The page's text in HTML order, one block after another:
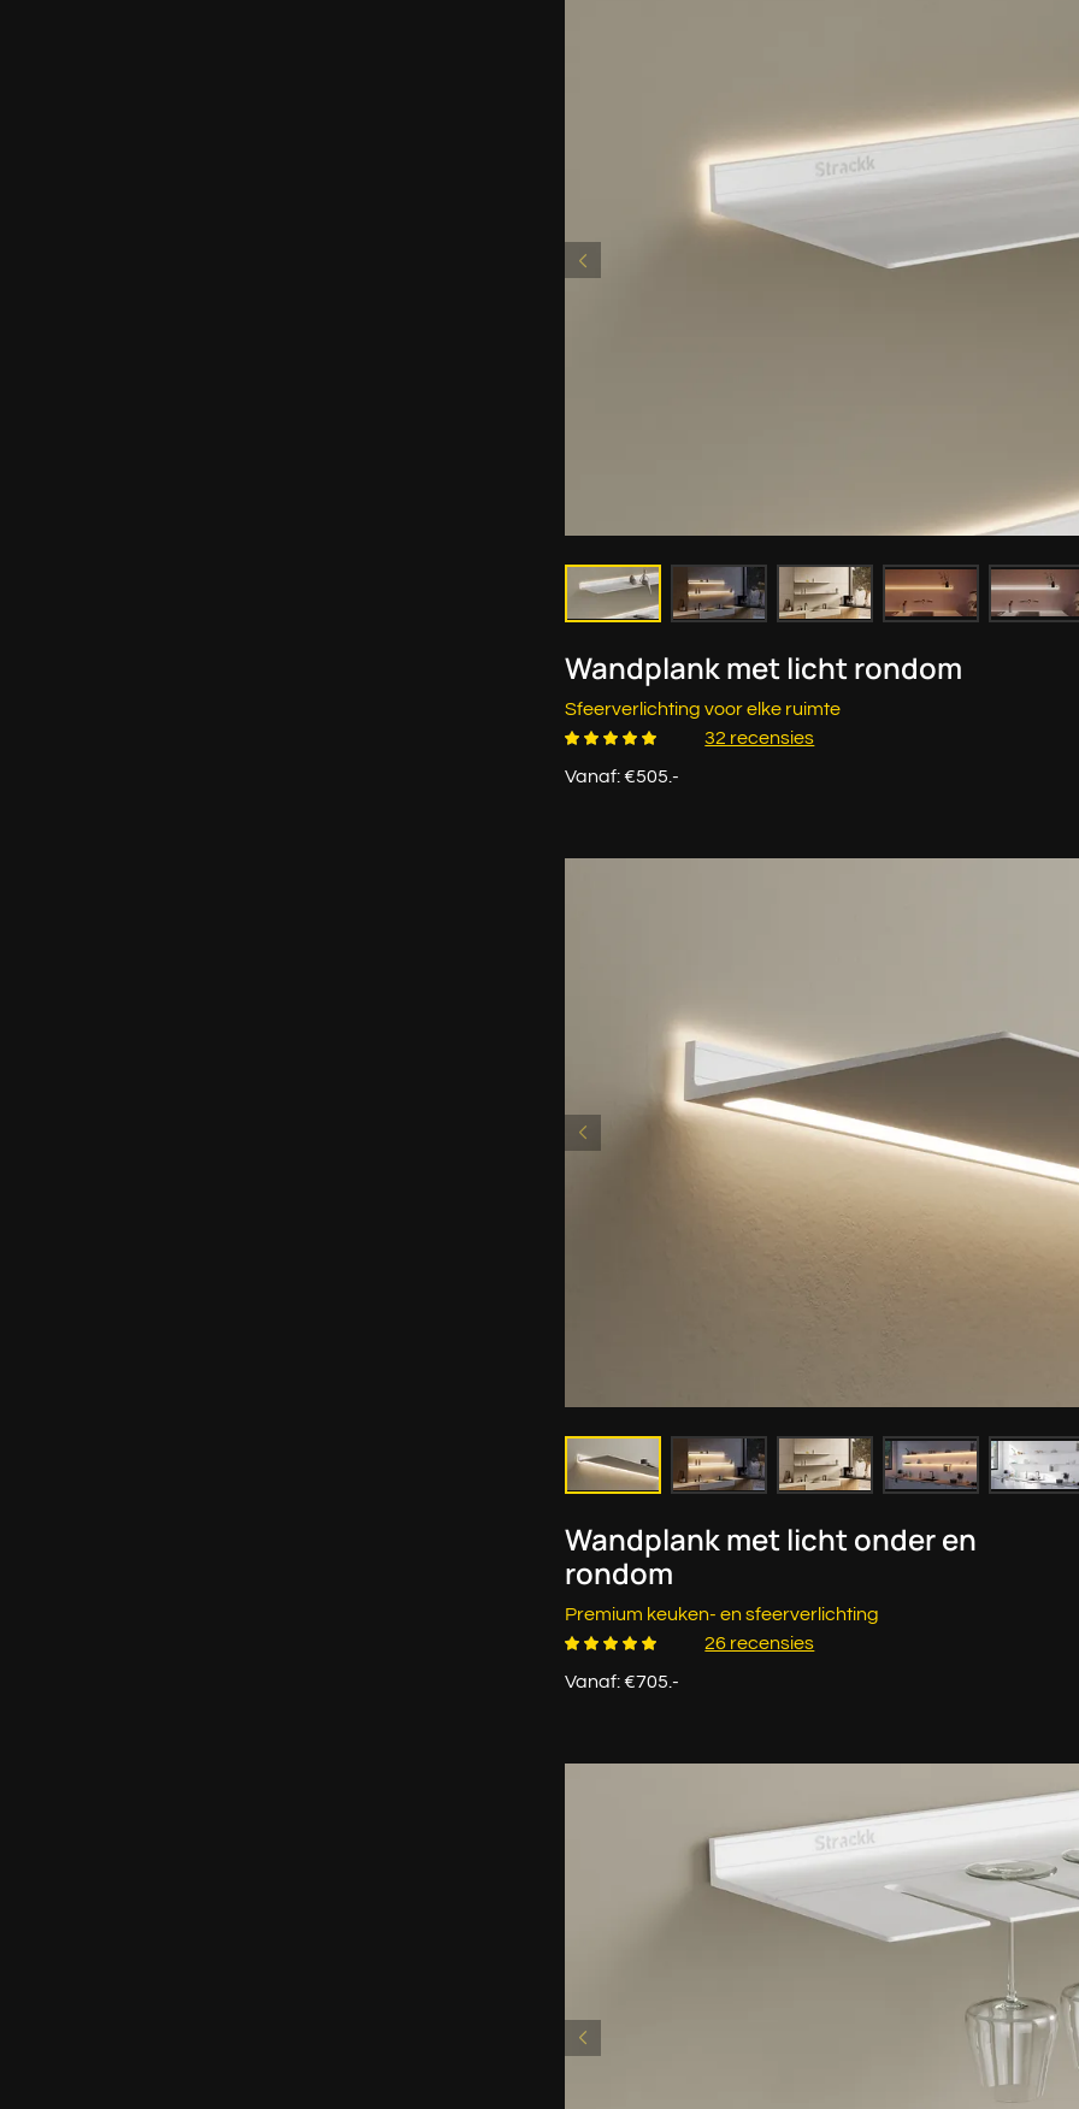
Wandplank met licht rondom
Sfeerverlichting voor elke ruimte
32 recensies
Vanaf: €505.-
Wandplank met licht onder en
rondom
Premium keuken- en sfeerverlichting
26 recensies
Vanaf: €705.-